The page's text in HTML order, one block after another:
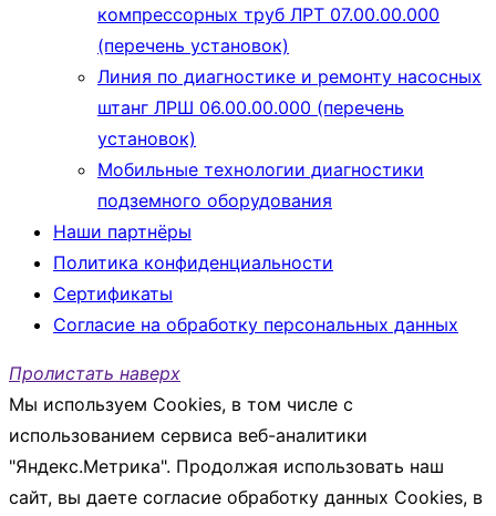
компрессорных труб ЛРТ 07.00.00.000
(перечень установок)
Линия по диагностике и ремонту насосных
штанг ЛРШ 06.00.00.000 (перечень
установок)
Мобильные технологии диагностики
подземного оборудования
Наши партнёры
Политика конфиденциальности
Сертификаты
Согласие на обработку персональных данных
Пролистать наверх
Мы используем Cookies, в том числе с
использованием сервиса веб-аналитики
"Яндекс.Метрика". Продолжая использовать наш
сайт, вы даете согласие обработку данных Cookies, в